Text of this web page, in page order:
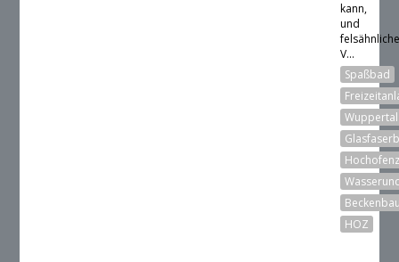
kann,
und
V...
Spaßbad
Wuppertal
HOZ